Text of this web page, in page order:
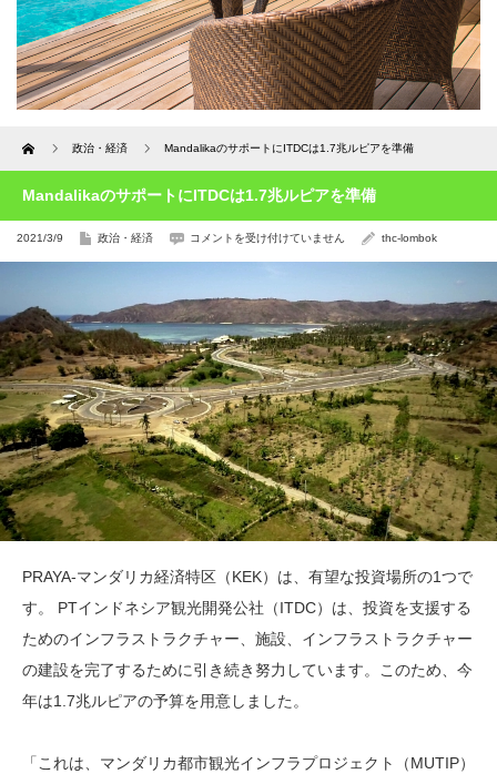
Home 政治・経済 MandalikaのサポートにITDCは1.7兆ルピアを準備
MandalikaのサポートにITDCは1.7兆ルピアを準備
2021/3/9 政治・経済
Mandalika
に
ITDC
は
1.7
兆
ル
ピ
ア
を
準
備
は
コメントを受け付けていません thc-lombok
PRAYA-マンダリカ経済特区（KEK）は、有望な投資場所の1つで
す。 PTインドネシア観光開発公社（ITDC）は、投資を支援する
ためのインフラストラクチャー、施設、インフラストラクチャー
の建設を完了するために引き続き努力しています。このため、今
年は1.7兆ルピアの予算を用意しました。
「これは、マンダリカ都市観光インフラプロジェクト（MUTIP）